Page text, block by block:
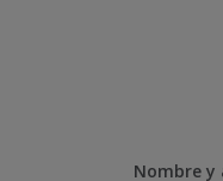
Nombre y